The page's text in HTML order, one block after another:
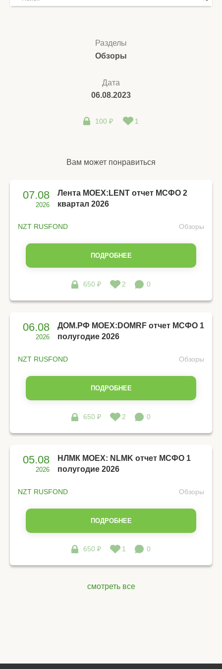
Разделы
Обзоры
Дата
06.08.2023
100 ₽ 1
Вам может понравиться
07.08
2026
Лента MOEX:LENT отчет МСФО 2
квартал 2026
NZT RUSFOND Обзоры
ПОДРОБНЕЕ
650 ₽ 2 0
06.08
2026
ДОМ.РФ MOEX:DOMRF отчет МСФО 1
полугодие 2026
NZT RUSFOND Обзоры
ПОДРОБНЕЕ
650 ₽ 2 0
05.08
2026
НЛМК MOEX: NLMK отчет МСФО 1
полугодие 2026
NZT RUSFOND Обзоры
ПОДРОБНЕЕ
650 ₽ 1 0
смотреть все